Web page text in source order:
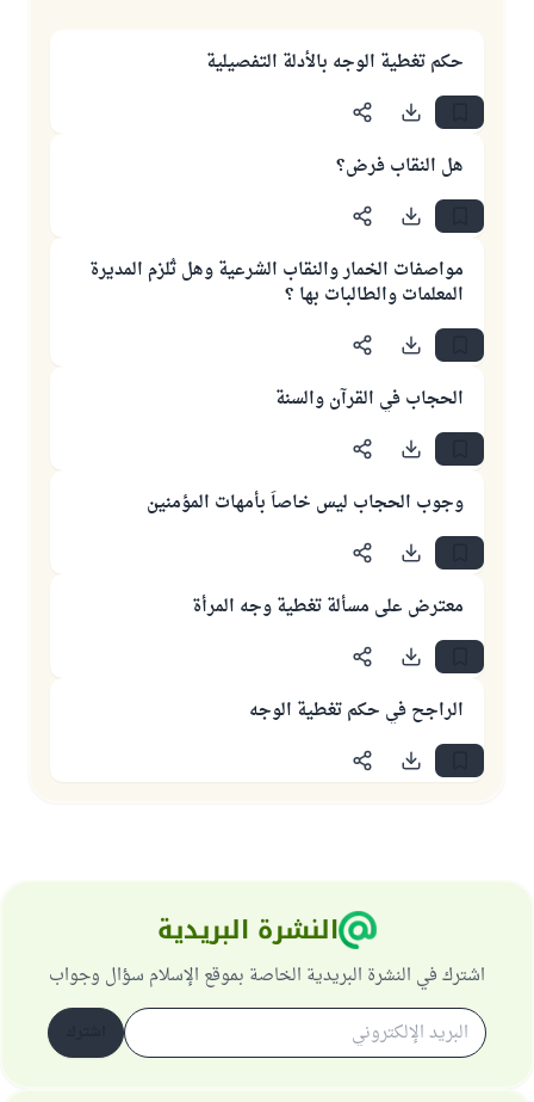
حكم تغطية الوجه بالأدلة التفصيلية
هل النقاب فرض؟
مواصفات الخمار والنقاب الشرعية وهل تُلزم المديرة
المعلمات والطالبات بها ؟
الحجاب في القرآن والسنة
وجوب الحجاب ليس خاصاً بأمهات المؤمنين
معترض على مسألة تغطية وجه المرأة
الراجح في حكم تغطية الوجه
النشرة البريدية
اشترك في النشرة البريدية الخاصة بموقع الإسلام سؤال وجواب